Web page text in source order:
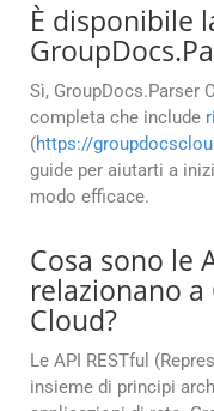
È disponibile
Sì, GroupDocs.Parser
completa che include
(https://
guide per aiutarti a
modo efficace.
Cosa sono le
relazionano a
Cloud?
Le API RESTful
insieme di principi